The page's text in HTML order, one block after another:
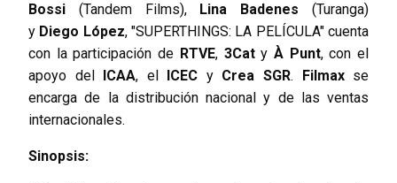
Bossi (Tandem Films), Lina Badenes (Turanga)
y Diego López, "SUPERTHINGS: LA PELÍCULA" cuenta
con la participación de RTVE, 3Caty À Punt, con el
apoyo del ICAA, el ICEC y Crea SGR. Filmax se
encarga de la distribución nacional y de las ventas
internacionales.
Sinopsis: